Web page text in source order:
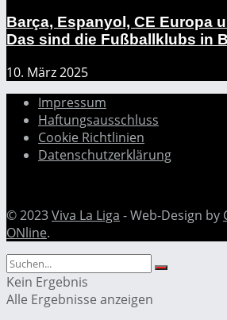
Barça, Espanyol, CE Europa
Das sind die Fußballklubs in
10. März 2025
Impressum
Haftungsausschluss
Cookie Richtlinien
Datenschutzerklärung
© 2023Viva La Liga - Web-Design by
ONline.
Kein Ergebnis
Alle Ergebnisse anzeigen